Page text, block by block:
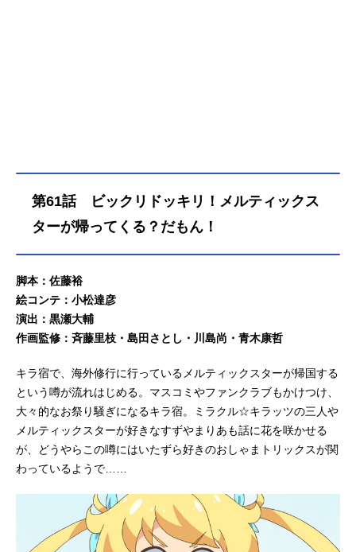
第61話 ビックリドッキリ！メルティックス
ターが帰ってくる？だもん！
脚本：佐藤裕
絵コンテ：小松達彦
演出：黒瀬大輔
作画監修：斉藤里枝・島田さとし・川島尚・青木康哲
キラ宿で、海外修行に行っているメルティックスターが帰国する
という噂が流れはじめる。マスコミやファンクラブもかけつけ、
大々的なお祭り騒ぎになるキラ宿。ミラクル☆キラッツの三人や
メルティックスターが好きなすずやまりあも話に花を咲かせる
が、どうやらこの噂にはいたずら好きのおしゃまトリックスが関
わっているようで……